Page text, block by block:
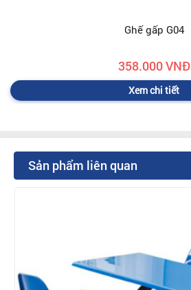
Ghế gấp G04
358.000 VNĐ
Xem chi tiết
Sản phẩm liên quan